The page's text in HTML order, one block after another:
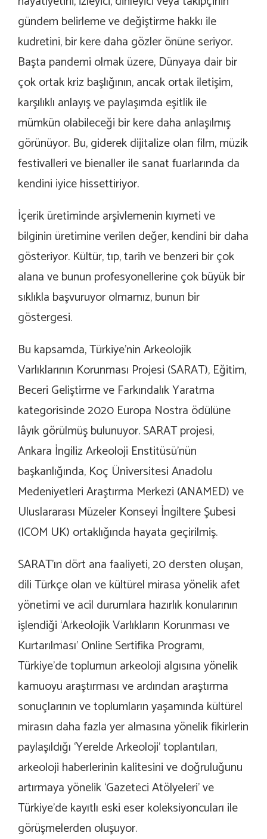
gündem belirleme ve değiştirme hakkı ile
kudretini, bir kere daha gözler önüne seriyor.
Başta pandemi olmak üzere, Dünyaya dair bir
çok ortak kriz başlığının, ancak ortak iletişim,
karşılıklı anlayış ve paylaşımda eşitlik ile
mümkün olabileceği bir kere daha anlaşılmış
görünüyor. Bu, giderek dijitalize olan film, müzik
festivalleri ve bienaller ile sanat fuarlarında da
kendini iyice hissettiriyor.
İçerik üretiminde arşivlemenin kıymeti ve
bilginin üretimine verilen değer, kendini bir daha
gösteriyor. Kültür, tıp, tarih ve benzeri bir çok
alana ve bunun profesyonellerine çok büyük bir
sıklıkla başvuruyor olmamız, bunun bir
göstergesi.
Bu kapsamda, Türkiye’nin Arkeolojik
Varlıklarının Korunması Projesi (SARAT), Eğitim,
Beceri Geliştirme ve Farkındalık Yaratma
kategorisinde 2020 Europa Nostra ödülüne
lâyık görülmüş bulunuyor. SARAT projesi,
Ankara İngiliz Arkeoloji Enstitüsü’nün
başkanlığında, Koç Üniversitesi Anadolu
Medeniyetleri Araştırma Merkezi (ANAMED) ve
Uluslararası Müzeler Konseyi İngiltere Şubesi
(ICOM UK) ortaklığında hayata geçirilmiş.
SARAT’ın dört ana faaliyeti, 20 dersten oluşan,
dili Türkçe olan ve kültürel mirasa yönelik afet
yönetimi ve acil durumlara hazırlık konularının
işlendiği ‘Arkeolojik Varlıkların Korunması ve
Kurtarılması’ Online Sertifika Programı,
Türkiye’de toplumun arkeoloji algısına yönelik
kamuoyu araştırması ve ardından araştırma
sonuçlarının ve toplumların yaşamında kültürel
mirasın daha fazla yer almasına yönelik fikirlerin
paylaşıldığı ‘Yerelde Arkeoloji’ toplantıları,
arkeoloji haberlerinin kalitesini ve doğruluğunu
artırmaya yönelik ‘Gazeteci Atölyeleri’ ve
Türkiye’de kayıtlı eski eser koleksiyoncuları ile
görüşmelerden oluşuyor.